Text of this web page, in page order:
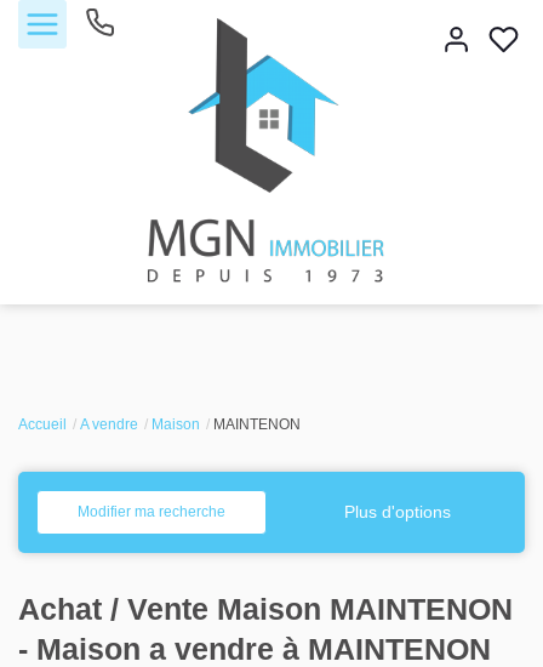
Acheter
Vendre
Louer
Nos agences
Accueil A vendre Maison MAINTENON
Modifier ma recherche Plus d'options
Achat / Vente Maison MAINTENON
- Maison a vendre à MAINTENON